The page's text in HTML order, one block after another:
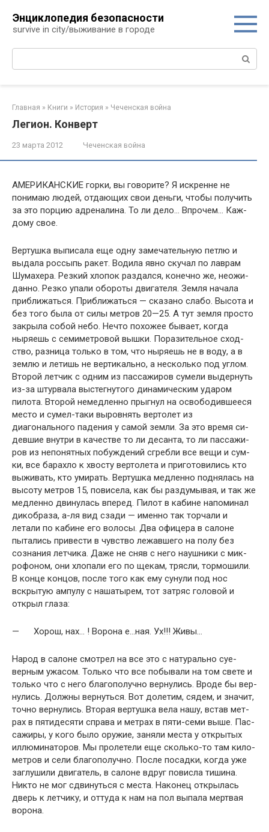
контенту
Энциклопедия безопасности
survive in city/выживание в городе
Поиск:
Главная » Книги » История » Чеченская война
Легион. Конверт
23 марта 2012 Чеченская война
АМЕРИКАНСКИЕ горки, вы говорите? Я искренне не
понимаю людей, отдающих свои деньги, чтобы получить
за это порцию адреналина. То ли дело… Впрочем… Каж­
дому свое.
Вертушка выписала еще одну замечательную петлю и
выдала россыпь ракет. Водила явно скучал по лаврам
Шумахера. Резкий хлопок раздался, конечно же, неожи­
данно. Резко упали обороты двигателя. Земля начала
приближаться. Приближаться — сказано слабо. Высота и
без того была от силы метров 20—25. А тут земля про­сто
закрыла собой небо. Нечто похожее бывает, когда
ныряешь с семиметровой вышки. Поразительное сход­
ство, разница только в том, что ныряешь не в воду, а в
землю и летишь не вертикально, а несколько под углом.
Второй летчик с одним из пассажиров сумели выдер­нуть
из-за штурвала выстегнутого динамическим ударом
пилота. Второй немедленно прыгнул на освобо­дившееся
место и сумел-таки выровнять вертолет из
диагонального падения у самой земли. За это время си­
девшие внутри в качестве то ли десанта, то ли пассажи­
ров из непонятных побуждений сгребли все вещи и сум­
ки, все барахло к хвосту вертолета и приготовились кто
выживать, кто умирать. Вертушка медленно поднялась на
высоту метров 15, повисела, как бы раздумывая, и так же
медленно двинулась вперед. Пилот в кабине напо­минал
дикобраза, а-ля вид сзади — именно так торчали и
летали по кабине его волосы. Два офицера в салоне
пытались привести в чувство лежавшего на полу без
сознания летчика. Даже не сняв с него наушники с мик­
рофоном, они хлопали его по щекам, трясли, тормо­шили.
В конце концов, после того как ему сунули под нос
вскрытую ампулу с нашатырем, тот затряс головой и
открыл глаза:
— Хорош, нах… ! Ворона е…ная. Ух!!! Живы…
Народ в салоне смотрел на все это с натурально суе­
верным ужасом. Только что все побывали на том свете и
только что с него благополучно вернулись. Вроде бы вер­
нулись. Должны вернуться. Вот долетим, сядем, и значит,
точно вернулись. Вторая вертушка вела нашу, встав мет­
рах в пятидесяти справа и метрах в пяти-семи выше. Пас­
сажиры, у кого было оружие, заняли места у открытых
ил­люминаторов. Мы пролетели еще сколько-то там кило­
метров и сели благополучно. После посадки, когда уже
заглушили двигатель, в салоне вдруг повисла тишина.
Никто не мог сдвинуться с места. Наконец открылась
дверь к летчику, и оттуда к нам на пол выпала мертвая
во­рона.